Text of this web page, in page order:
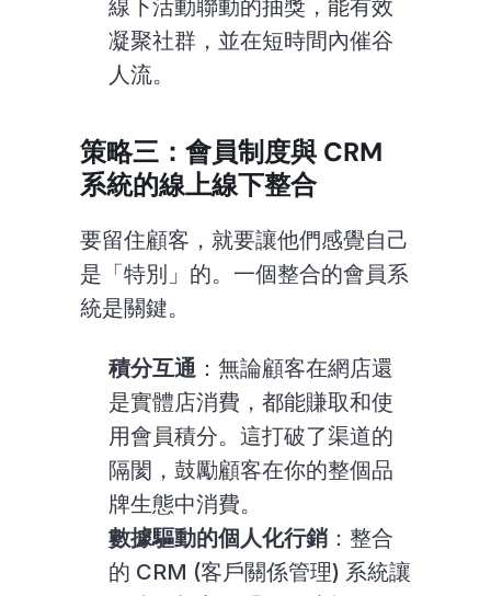
線下活動聯動的抽獎，能有效
凝聚社群，並在短時間內催谷
人流。
策略三：會員制度與 CRM
系統的線上線下整合
要留住顧客，就要讓他們感覺自己
是「特別」的。一個整合的會員系
統是關鍵。
積分互通：無論顧客在網店還
是實體店消費，都能賺取和使
用會員積分。這打破了渠道的
隔閡，鼓勵顧客在你的整個品
牌生態中消費。
數據驅動的個人化行銷：整合
的 CRM (客戶關係管理) 系統讓